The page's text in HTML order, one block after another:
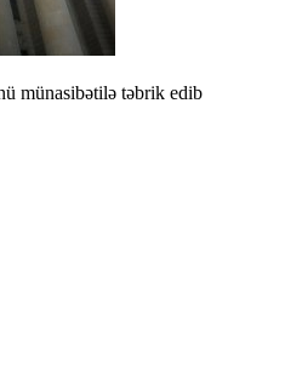
münasibətilə təbrik edib